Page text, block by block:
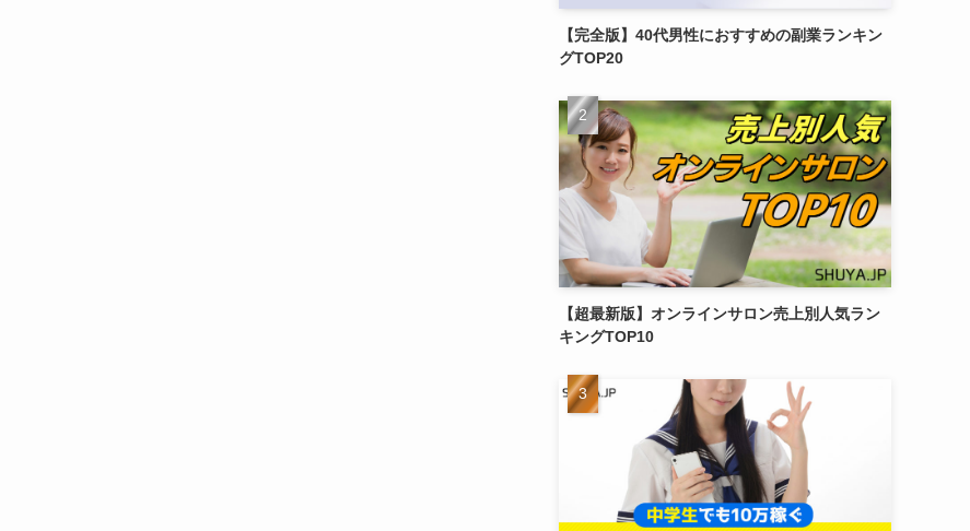
【完全版】40代男性におすすめの副業ランキン
グTOP20
【超最新版】オンラインサロン売上別人気ラン
キングTOP10